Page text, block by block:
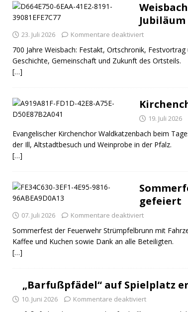
Jubiläum
23. Juli 2026 Kommentare deaktiviert
700 Jahre Weisbach: Festakt, Ortschronik,
Geschichte, Gemeinschaft und Zukunft des Ortsteils.
[…]
19. Juli 2026
Evangelischer Kirchenchor Waldkatzenbach beim
der Ill, Altstadtbesuch und Weinprobe in der Pfalz.
[…]
gefeiert
07. Juli 2026 Kommentare deaktiviert
Sommerfest der Feuerwehr Strümpfelbrunn mit
Kaffee und Kuchen sowie Dank an alle Beteiligten.
[…]
„Barfußpfädel“ auf Spielplatz
10. Juni 2026 Kommentare deaktiviert